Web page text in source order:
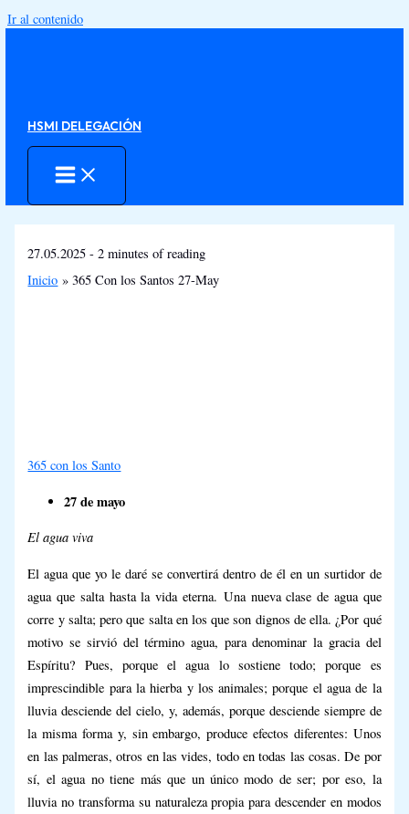
Ir al contenido
HSMI DELEGACIÓN
27.05.2025-2 minutes of reading
Inicio
365 Con los Santos 27-May
365 con los Santo
27 de mayo
El agua viva
El agua que yo le daré se convertirá dentro de él en un surtidor de
agua que salta hasta la vida eterna. Una nueva clase de agua que
corre y salta; pero que salta en los que son dignos de ella. ¿Por qué
motivo se sirvió del término agua, para denominar la gracia del
Espíritu? Pues, porque el agua lo sostiene todo; porque es
imprescindible para la hierba y los animales; porque el agua de la
lluvia desciende del cielo, y, además, porque desciende siempre de
la misma forma y, sin embargo, produce efectos diferentes: Unos
en las palmeras, otros en las vides, todo en todas las cosas. De por
sí, el agua no tiene más que un único modo de ser; por eso, la
lluvia no transforma su naturaleza propia para descender en modos